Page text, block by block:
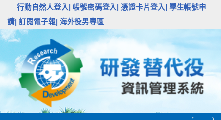
行動自然人登入| 帳號密碼登入| 憑證卡片登入|
學生帳號申
請| 訂閱電子報| 海外役男專區